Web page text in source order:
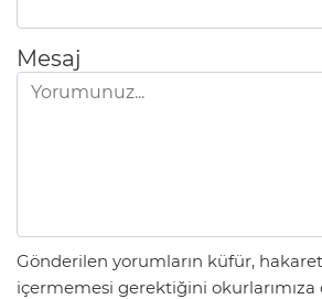
Mesaj
Gönderilen yorumların küfür,
içermemesi gerektiğini okurlarımıza